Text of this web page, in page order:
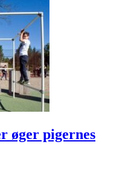
pigernes